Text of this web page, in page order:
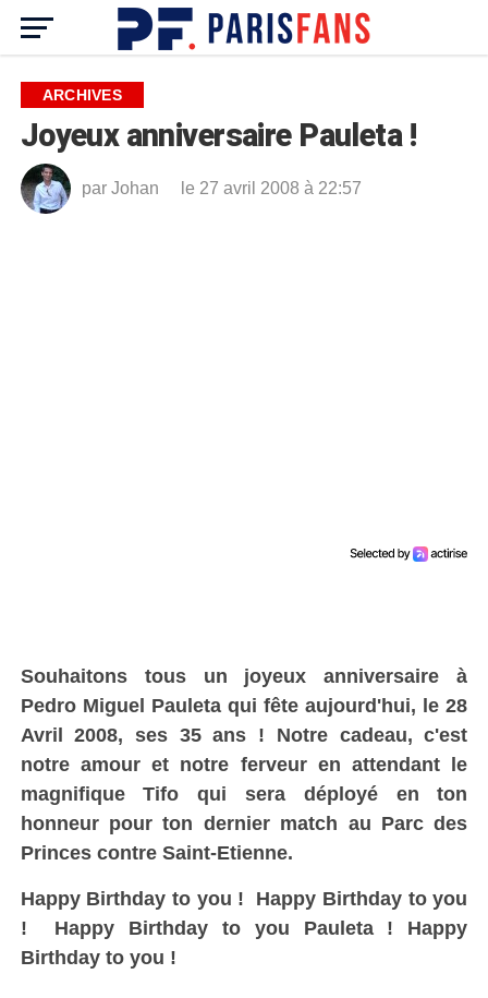
ARCHIVES
Joyeux anniversaire Pauleta !
par Johan le 27 avril 2008 à 22:57
Souhaitons tous un joyeux anniversaire à
Pedro Miguel Pauleta qui fête aujourd'hui, le 28
Avril 2008, ses 35 ans ! Notre cadeau, c'est
notre amour et notre ferveur en attendant le
magnifique Tifo qui sera déployé en ton
honneur pour ton dernier match au Parc des
Princes contre Saint-Etienne.
Happy Birthday to you ! Happy Birthday to you
! Happy Birthday to you Pauleta ! Happy
Birthday to you !